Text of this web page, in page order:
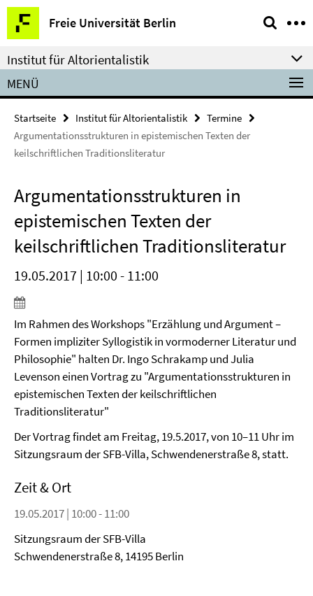
Springe
direkt
zu
Inhalt
Freie Universität Berlin
Service-
Navigation
Institut für Altorientalistik
MENÜ
Startseite Institut für Altorientalistik
Termine
Argumentationsstrukturen in epistemischen Texten der
keilschriftlichen Traditionsliteratur
Argumentationsstrukturen in
epistemischen Texten der
keilschriftlichen Traditionsliteratur
19.05.2017 | 10:00 - 11:00
Im Rahmen des Workshops "Erzählung und Argument –
Formen impliziter Syllogistik in vormoderner Literatur und
Philosophie" halten Dr. Ingo Schrakamp und Julia
Levenson einen Vortrag zu "Argumentationsstrukturen in
epistemischen Texten der keilschriftlichen
Traditionsliteratur"
Der Vortrag findet am Freitag, 19.5.2017, von 10–11 Uhr im
Sitzungsraum der SFB-Villa, Schwendenerstraße 8, statt.
Zeit & Ort
19.05.2017 | 10:00 - 11:00
Sitzungsraum der SFB-Villa
Schwendenerstraße 8, 14195 Berlin